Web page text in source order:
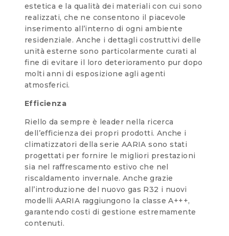
estetica e la qualità dei materiali con cui sono
realizzati, che ne consentono il piacevole
inserimento all’interno di ogni ambiente
residenziale. Anche i dettagli costruttivi delle
unità esterne sono particolarmente curati al
fine di evitare il loro deterioramento pur dopo
molti anni di esposizione agli agenti
atmosferici.
Efficienza
Riello da sempre è leader nella ricerca
dell’efficienza dei propri prodotti. Anche i
climatizzatori della serie AARIA sono stati
progettati per fornire le migliori prestazioni
sia nel raffrescamento estivo che nel
riscaldamento invernale. Anche grazie
all’introduzione del nuovo gas R32 i nuovi
modelli AARIA raggiungono la classe A+++,
garantendo costi di gestione estremamente
contenuti.